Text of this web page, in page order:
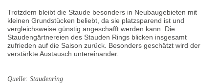
Trotzdem bleibt die Staude besonders in Neubaugebieten mit
kleinen Grundstücken beliebt, da sie platzsparend ist und
vergleichsweise günstig angeschafft werden kann. Die
Staudengärtnereien des Stauden Rings blicken insgesamt
zufrieden auf die Saison zurück. Besonders geschätzt wird der
verstärkte Austausch untereinander.
Quelle: Staudenring